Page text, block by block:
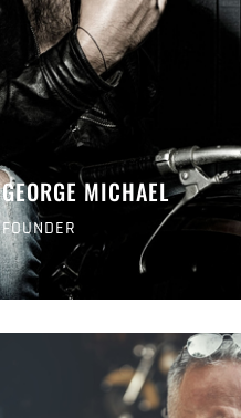
GEORGE MICHAEL
FOUNDER